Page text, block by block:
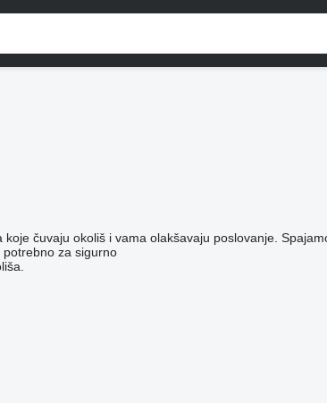
čuvaju okoliš i vama olakšavaju poslovanje.
za sigurno